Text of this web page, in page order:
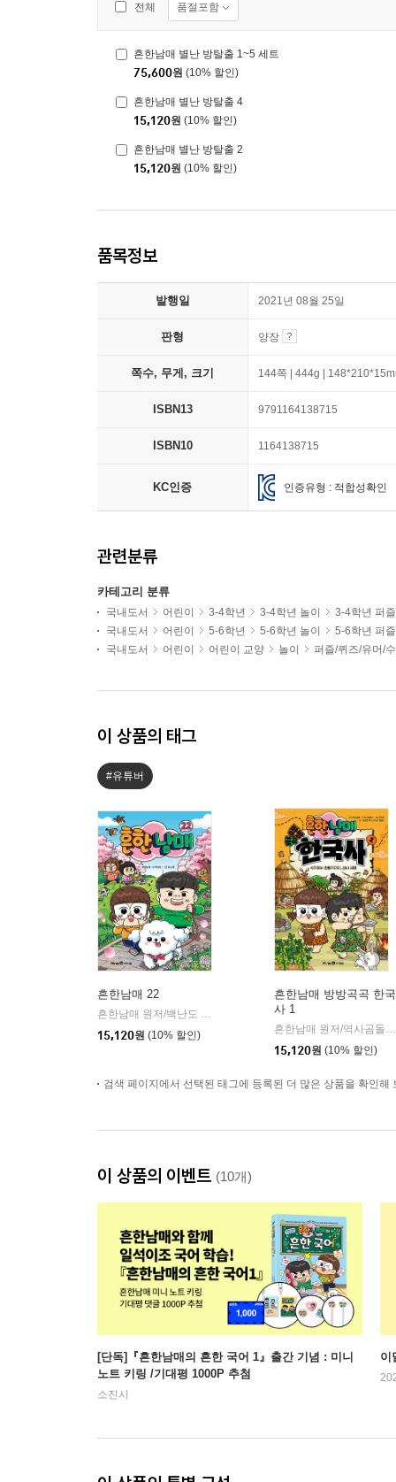
전체 품절포함
흔한남매 별난 방탈출 1~5 세트
75,600원 (10% 할인)
흔한남매 별난 방탈출 4
15,120원 (10% 할인)
흔한남매 별난 방탈출 2
15,120원 (10% 할인)
품목정보
발행일 2021년 08월 25일
판형 양장
쪽수, 무게, 크기 144쪽 | 444g |
ISBN13 9791164138715
ISBN10 1164138715
KC인증 인증유형 : 적합성확인
관련분류
카테고리 분류
국내도서 어린이 3-4학년 3-4학년 놀이
3-4학년 퍼
국내도서
어린이 5-6학년 5-6학년 놀이
5-6학년 퍼
국내도서
어린이 어린이 교양 놀이 퍼즐/퀴즈/유머/
이 상품의 태그
#유튜버
흔한남매 22
흔한남매 원저/백난도 글/유난희 그림/흔한컴퍼니 감수
15,120원 (10% 할인)
흔한남매 방방곡곡 한국
사 1
흔한남매 원저/역사곰돌이 글/유난희 그림/미래엔 역사 교과서 집필진,흔한컴퍼니 감수
15,120원 (10% 할인)
검색 페이지에서 선택된 태그에 등록된 더 많은 상품을 확인해
이 상품의 이벤트 (10개)
[단독]『흔한남매의 흔한 국어 1』출간 기념 : 미니
노트 키링 /기대평 1000P 추첨
소진시
이